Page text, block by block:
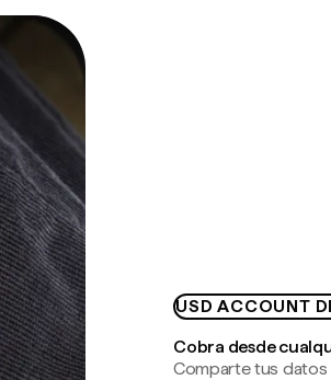
USD ACCOUNT
Cobra desde
Comparte tus datos